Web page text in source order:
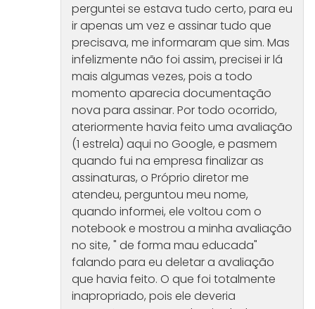
perguntei se estava tudo certo, para eu
ir apenas um vez e assinar tudo que
precisava, me informaram que sim. Mas
infelizmente não foi assim, precisei ir lá
mais algumas vezes, pois a todo
momento aparecia documentação
nova para assinar. Por todo ocorrido,
ateriormente havia feito uma avaliação
(1 estrela) aqui no Google, e pasmem
quando fui na empresa finalizar as
assinaturas, o Próprio diretor me
atendeu, perguntou meu nome,
quando informei, ele voltou com o
notebook e mostrou a minha avaliação
no site, " de forma mau educada"
falando para eu deletar a avaliação
que havia feito. O que foi totalmente
inapropriado, pois ele deveria